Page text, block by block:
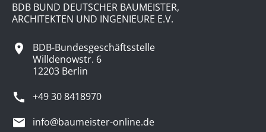
BDB BUND DEUTSCHER BAUMEISTER,
ARCHITEKTEN UND INGENIEURE E.V.
BDB-Bundesgeschäftsstelle
Willdenowstr. 6
12203 Berlin
+49 30 8418970
info@baumeister-online.de